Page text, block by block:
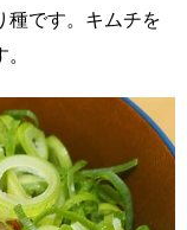
種です。キムチを